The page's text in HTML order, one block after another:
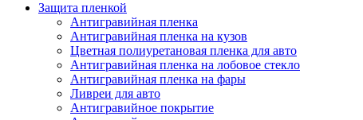
Защита пленкой
Антигравийная пленка
Антигравийная пленка на кузов
Цветная полиуретановая пленка для авто
Антигравийная пленка на лобовое стекло
Антигравийная пленка на фары
Ливреи для авто
Антигравийное покрытие